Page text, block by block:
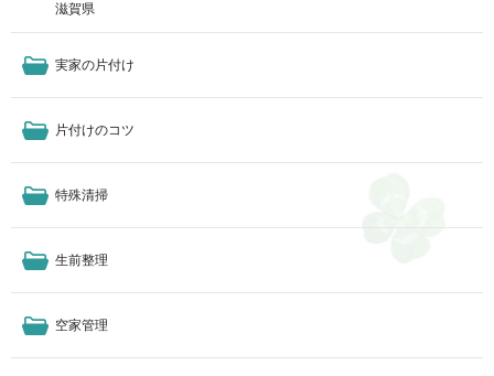
滋賀県
実家の片付け
片付けのコツ
特殊清掃
生前整理
空家管理